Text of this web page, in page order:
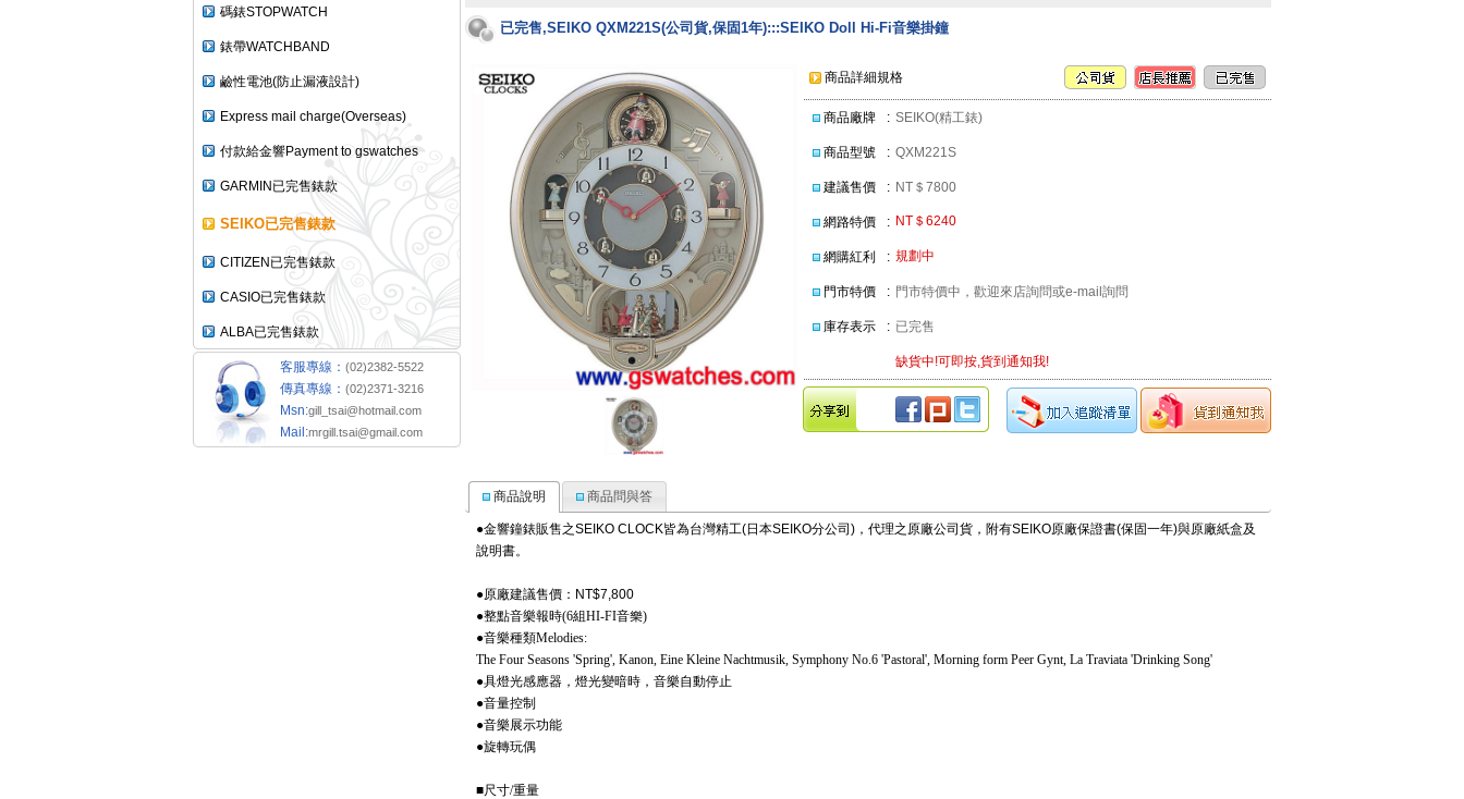
碼錶STOPWATCH
錶帶WATCHBAND
鹼性電池(防止漏液設計)
Express mail charge(Overseas)
付款給金響Payment to gswatches
GARMIN已完售錶款
SEIKO已完售錶款
CITIZEN已完售錶款
CASIO已完售錶款
ALBA已完售錶款
客服專線： (02)2382-5522
傳真專線： (02)2371-3216
Msn:gill_tsai@hotmail.com
Mail:mrgill.tsai@gmail.com
已完售,SEIKO QXM221S(公司貨,保固1年):::SEIKO Doll Hi-Fi音樂掛鐘
商品詳細規格
商品廠牌 : SEIKO(精工錶)
商品型號 : QXM221S
建議售價 : NT＄7800
網路特價 : NT＄6240
網購紅利 : 規劃中
門市特價 : 門市特價中，歡迎來店詢問或e-mail詢問
庫存表示 : 已完售
缺貨中!可即按,貨到通知我!
商品說明 商品問與答
●金響鐘錶販售之SEIKO CLOCK皆為台灣精工(日本SEIKO分公司)，代理之原廠公司貨，附有SEIKO原廠保證書(保固一年)與原廠紙盒及
說明書。
●原廠建議售價：NT$7,800
●整點音樂報時(6組HI-FI音樂)
●音樂種類Melodies:
The Four Seasons 'Spring', Kanon, Eine Kleine Nachtmusik, Symphony No.6 'Pastoral', Morning form Peer Gynt, La Traviata 'Drinking Song'
●具燈光感應器，燈光變暗時，音樂自動停止
●音量控制
●音樂展示功能
●旋轉玩偶
■尺寸/重量